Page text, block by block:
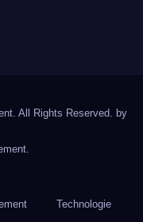
All Rights Reserved. by
Technologie